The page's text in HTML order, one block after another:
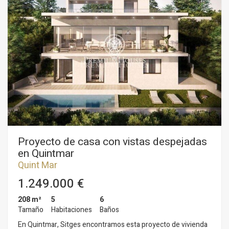
accedemos a la zona de noche. Tenemos dos habitaciones
dobles y desde una de ellas se accede a una terraza.
Seguidamente, hay dos habitaciones individuales. Un baño
completo da servicio a toda la planta. En la segunda planta nos
encontramos con una buhardilla con salida a una amplia
terraza. En el sótano la casa dispone de un garaje de cabina
con capacidad para un coche y espacio de almacenaje. El
barrio de Quintmar de Sitges destaca por su tranquilidad.
Tiene un acceso fácil y rápido a la autopista C-32 con
dirección a Barcelona y al aeropuerto del Prat.
Proyecto de casa con vistas despejadas
en Quintmar
Quint Mar
1.249.000 €
208 m²
Tamaño
5
Habitaciones
6
Baños
En Quintmar, Sitges encontramos esta proyecto de vivienda